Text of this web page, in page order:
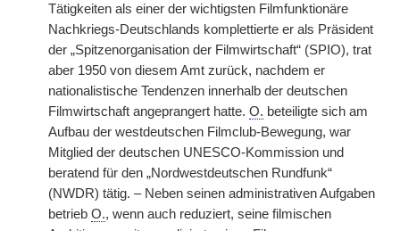
Tätigkeiten als einer der wichtigsten Filmfunktionäre
Nachkriegs-Deutschlands komplettierte er als Präsident
der „Spitzenorganisation der Filmwirtschaft“ (SPIO), trat
aber 1950 von diesem Amt zurück, nachdem er
nationalistische Tendenzen innerhalb der deutschen
Filmwirtschaft angeprangert hatte. O. beteiligte sich am
Aufbau der westdeutschen Filmclub-Bewegung, war
Mitglied der deutschen UNESCO-Kommission und
beratend für den „Nordwestdeutschen Rundfunk“
(NWDR) tätig. – Neben seinen administrativen Aufgaben
betrieb O., wenn auch reduziert, seine filmischen